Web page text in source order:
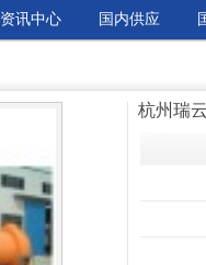
资讯中心 国内供应
杭州瑞